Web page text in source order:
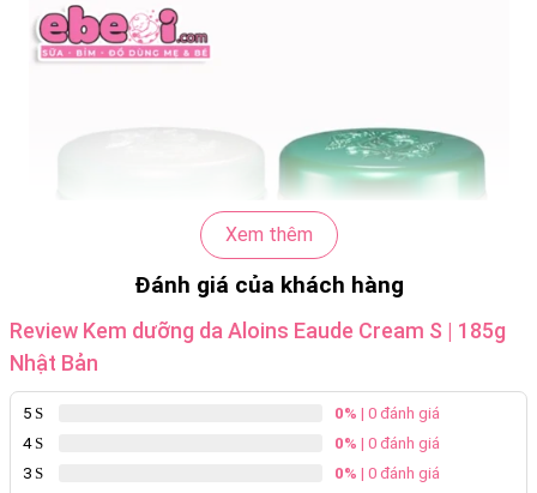
Xem thêm
Đánh giá của khách hàng
Review Kem dưỡng da Aloins Eaude Cream S | 185g
Nhật Bản
5 0% | 0 đánh giá
4
0% | 0 đánh giá
3
0% | 0 đánh giá